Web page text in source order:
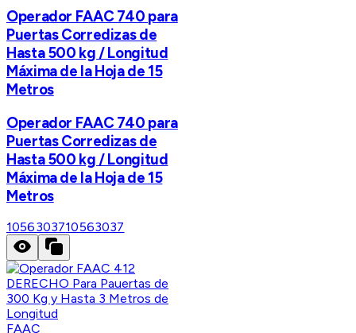
Operador FAAC 740 para
Puertas Corredizas de
Hasta 500 kg / Longitud
Máxima de la Hoja de 15
Metros
Operador FAAC 740 para
Puertas Corredizas de
Hasta 500 kg / Longitud
Máxima de la Hoja de 15
Metros
1056303710563037
FAAC